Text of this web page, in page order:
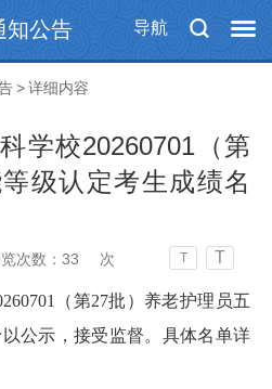
导航
知公告
>详细内容
学校20260701（第
级认定考生成绩名
次数： 33 次 T T
（第27批）养老护理员五
公示，接受监督。具体名单详